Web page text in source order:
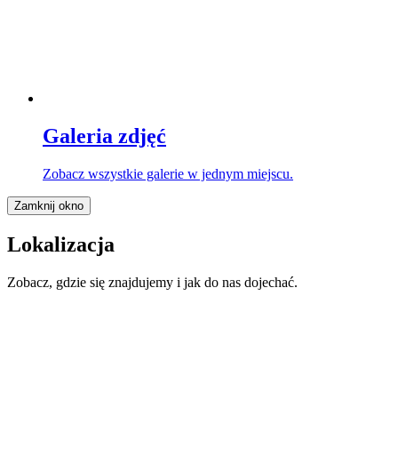
Galeria zdjęć
Zobacz wszystkie galerie w jednym miejscu.
Zamknij okno
Lokalizacja
Zobacz, gdzie się znajdujemy i jak do nas dojechać.